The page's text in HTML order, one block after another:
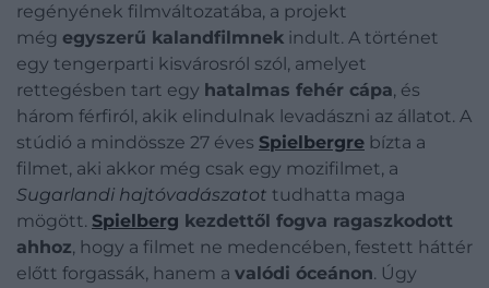
regényének filmváltozatába, a projekt
még egyszerű kalandfilmnek indult. A történet
egy tengerparti kisvárosról szól, amelyet
rettegésben tart egy hatalmas fehér cápa, és
három férfiról, akik elindulnak levadászni az állatot. A
stúdió a mindössze 27 éves Spielbergre bízta a
filmet, aki akkor még csak egy mozifilmet, a
Sugarlandi hajtóvadászatot tudhatta maga
mögött. Spielberg kezdettől fogva ragaszkodott
ahhoz, hogy a filmet ne medencében, festett háttér
előtt forgassák, hanem a valódi óceánon. Úgy